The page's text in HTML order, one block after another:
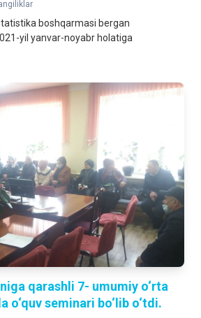
boshqarmasi bergan
yil yanvar-noyabr holatiga
qarashli 7- umumiy o‘rta
o‘quv seminari bo‘lib o‘tdi.